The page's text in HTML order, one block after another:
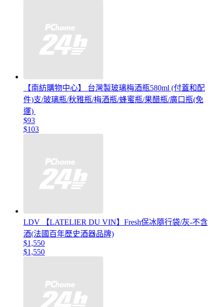
【南紡購物中心】 台灣製玻璃梅酒瓶580ml (付蓋和配
件)支/玻璃瓶/秋雅瓶/梅酒瓶/蜂蜜瓶/果醋瓶/廣口瓶(免
運)
$93
$103
LDV 【LATELIER DU VIN】Fresh保冰隨行袋/灰-不含
酒(法國百年歷史酒器品牌)
$1,550
$1,550